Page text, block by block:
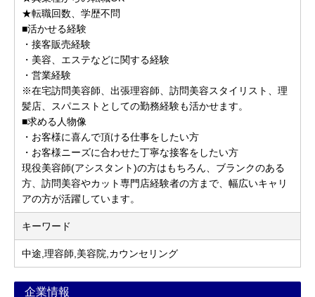
★転職回数、学歴不問
■活かせる経験
・接客販売経験
・美容、エステなどに関する経験
・営業経験
※在宅訪問美容師、出張理容師、訪問美容スタイリスト、理
髪店、スパニストとしての勤務経験も活かせます。
■求める人物像
・お客様に喜んで頂ける仕事をしたい方
・お客様ニーズに合わせた丁寧な接客をしたい方
現役美容師(アシスタント)の方はもちろん、ブランクのある
方、訪問美容やカット専門店経験者の方まで、幅広いキャリ
アの方が活躍しています。
キーワード
中途,理容師,美容院,カウンセリング
企業情報